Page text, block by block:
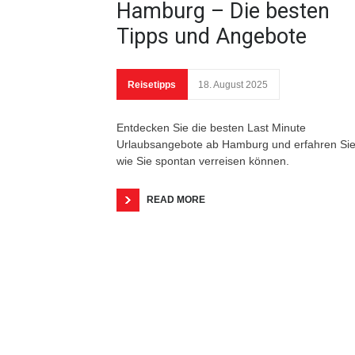
Hamburg – Die besten
Tipps und Angebote
Reisetipps 18. August 2025
Entdecken Sie die besten Last Minute
Urlaubsangebote ab Hamburg und erfahren
wie Sie spontan verreisen können.
READ MORE